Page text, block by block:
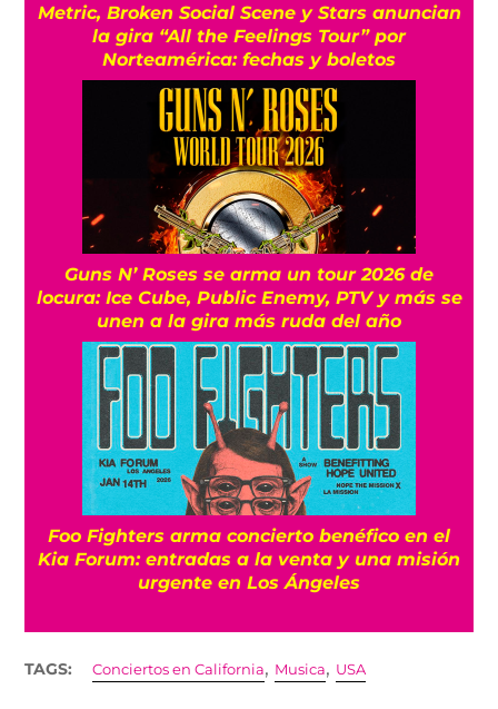
Metric, Broken Social Scene y Stars anuncian
la gira “All the Feelings Tour” por
Norteamérica: fechas y boletos
Guns N’ Roses se arma un tour 2026 de
locura: Ice Cube, Public Enemy, PTV y más se
unen a la gira más ruda del año
Foo Fighters arma concierto benéfico en el
Kia Forum: entradas a la venta y una misión
urgente en Los Ángeles
TAGS: Conciertos en California, Musica, USA